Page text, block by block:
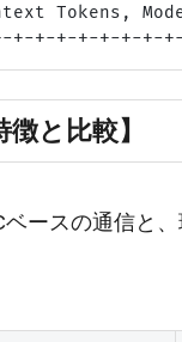
Tokens,
徴と比較】
ースの通信と